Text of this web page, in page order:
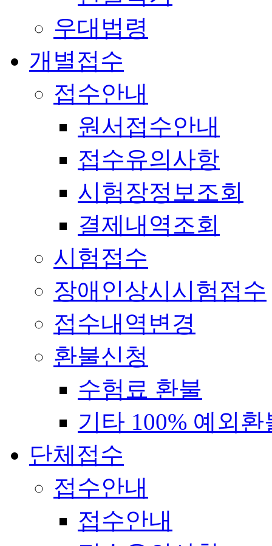
우대법령
개별접수
접수안내
원서접수안내
접수유의사항
시험장정보조회
결제내역조회
시험접수
장애인상시시험접수
접수내역변경
환불신청
수험료 환불
기타 100% 예외환
단체접수
접수안내
접수안내